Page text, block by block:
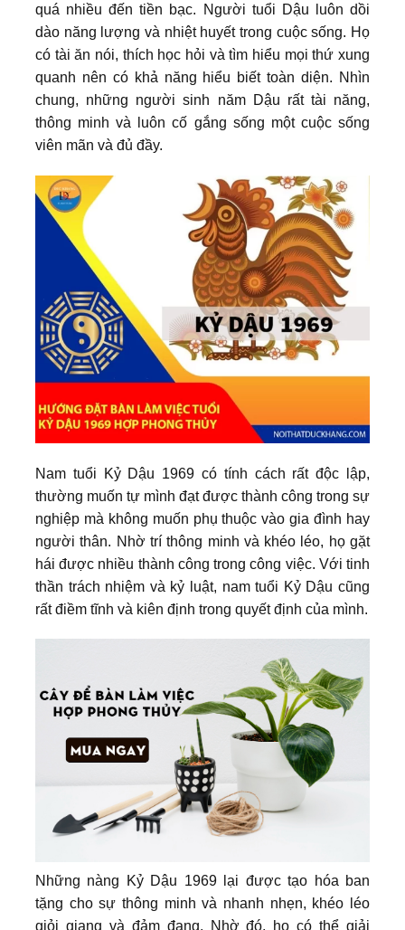
quá nhiều đến tiền bạc. Người tuổi Dậu luôn dồi
dào năng lượng và nhiệt huyết trong cuộc sống. Họ
có tài ăn nói, thích học hỏi và tìm hiểu mọi thứ xung
quanh nên có khả năng hiểu biết toàn diện. Nhìn
chung, những người sinh năm Dậu rất tài năng,
thông minh và luôn cố gắng sống một cuộc sống
viên mãn và đủ đầy.
Nam tuổi Kỷ Dậu 1969 có tính cách rất độc lập,
thường muốn tự mình đạt được thành công trong sự
nghiệp mà không muốn phụ thuộc vào gia đình hay
người thân. Nhờ trí thông minh và khéo léo, họ gặt
hái được nhiều thành công trong công việc. Với tinh
thần trách nhiệm và kỷ luật, nam tuổi Kỷ Dậu cũng
rất điềm tĩnh và kiên định trong quyết định của mình.
Những nàng Kỷ Dậu 1969 lại được tạo hóa ban
tặng cho sự thông minh và nhanh nhẹn, khéo léo
giỏi giang và đảm đang. Nhờ đó, họ có thể giải